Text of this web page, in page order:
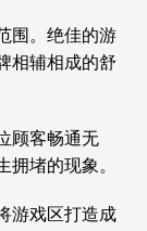
围。绝佳的游
相辅相成的舒
顾客畅通无
堵的现象。
游戏区打造成